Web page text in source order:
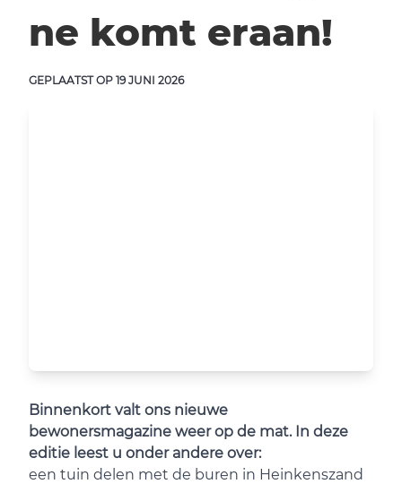
ne komt eraan!
GEPLAATST OP 19 JUNI 2026
Binnenkort valt ons nieuwe
bewonersmagazine weer op de mat. In deze
editie leest u onder andere over:
een tuin delen met de buren in Heinkenszand